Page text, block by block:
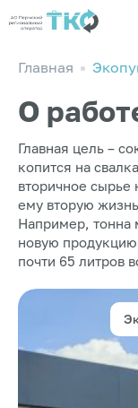
Главная
О
Главная цель –
копится на
вторичное сырье
ему вторую
Например, тонна
новую
почти 65 литров